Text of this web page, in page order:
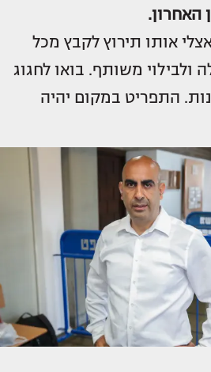
האחרון.
אותו תירוץ לקבץ מכל
ולבילוי משותף. בואו לחגוג
התפריט במקום יהיה